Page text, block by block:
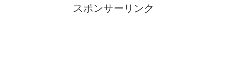
スポンサーリンク